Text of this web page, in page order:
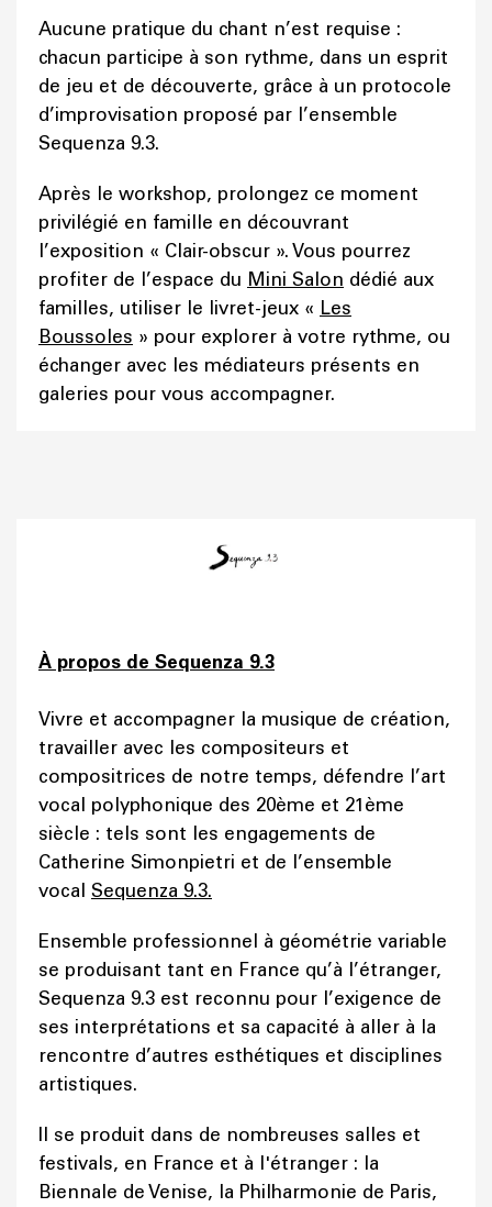
Aucune pratique du chant n’est requise :
chacun participe à son rythme, dans un esprit
de jeu et de découverte, grâce à un protocole
d’improvisation proposé par l’ensemble
Sequenza 9.3.
Après le workshop, prolongez ce moment
privilégié en famille en découvrant
l’exposition « Clair-obscur ». Vous pourrez
profiter de l’espace du Mini Salon dédié aux
familles, utiliser le livret-jeux « Les
Boussoles » pour explorer à votre rythme, ou
échanger avec les médiateurs présents en
galeries pour vous accompagner.
À propos de Sequenza 9.3
Vivre et accompagner la musique de création,
travailler avec les compositeurs et
compositrices de notre temps, défendre l’art
vocal polyphonique des 20ème et 21ème
siècle : tels sont les engagements de
Catherine Simonpietri et de l’ensemble
vocal Sequenza 9.3.
Ensemble professionnel à géométrie variable
se produisant tant en France qu’à l’étranger,
Sequenza 9.3 est reconnu pour l’exigence de
ses interprétations et sa capacité à aller à la
rencontre d’autres esthétiques et disciplines
artistiques.
Il se produit dans de nombreuses salles et
festivals, en France et à l'étranger : la
Biennale de Venise, la Philharmonie de Paris,